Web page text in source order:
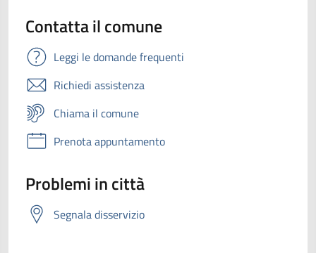
Contatta il comune
Leggi le domande frequenti
Richiedi assistenza
Chiama il comune
Prenota appuntamento
Problemi in città
Segnala disservizio